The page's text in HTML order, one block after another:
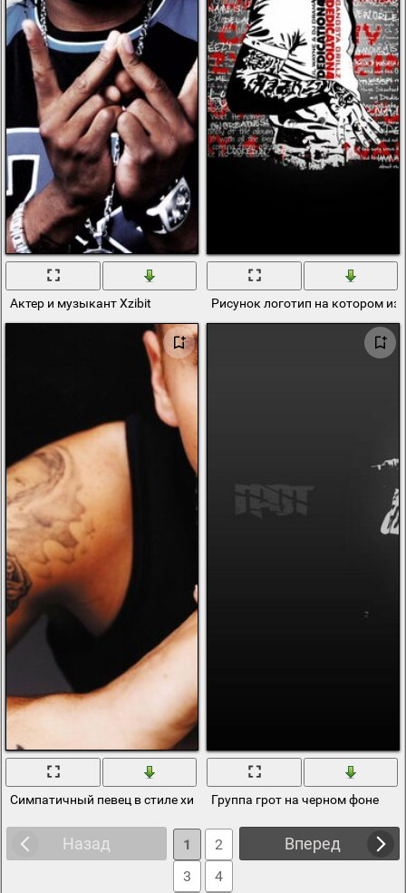
Актер и музыкант Xzibit Рисунок логотип на котором
Симпатичный певец в стиле хип-хоп или репГруппа грот на черном фоне
Назад Вперед
1
2
3
4